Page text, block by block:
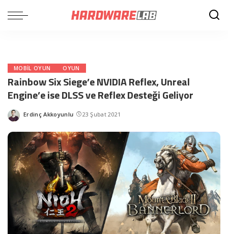
MOBIL OYUN OYUN
Rainbow Six Siege’e NVIDIA Reflex, Unreal
Engine’e ise DLSS ve Reflex Desteği Geliyor
Posted
Erdinç Akkoyunlu 23 Şubat 2021